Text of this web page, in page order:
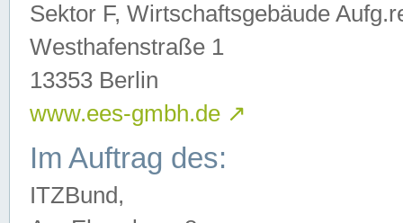
Sektor F, Wirtschaftsgebäude
Westhafenstraße 1
13353 Berlin
www.ees-gmbh.de ↗
Im Auftrag des:
ITZBund,